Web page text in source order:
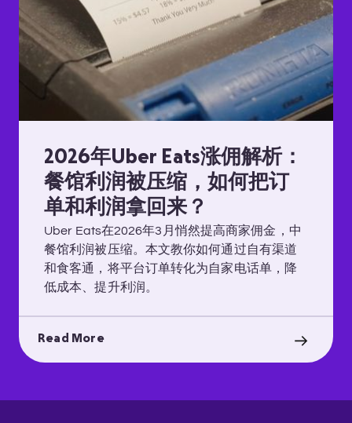
2026年Uber Eats涨佣解析：
餐馆利润被压缩，如何把订
单和利润拿回来？
Uber Eats在2026年3月悄然提高商家佣金，中
餐馆利润被压缩。本文教你如何通过自有渠道
和食客通，将平台订单转化为自家电话单，降
低成本、提升利润。
Read More